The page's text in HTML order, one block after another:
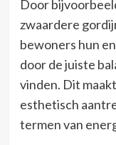
Door
zwaardere
bewoners hun
door de juiste
vinden. Dit
esthetisch
termen van